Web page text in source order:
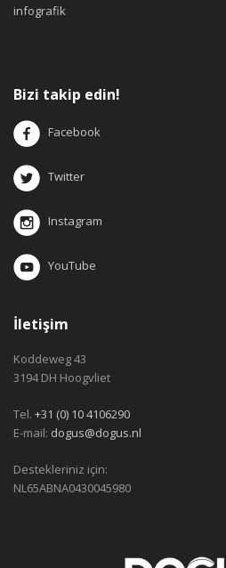
infografik
Bizi takip edin!
Facebook
Twitter
Instagram
YouTube
İletişim
Koddeweg 43
3194 DH Hoogvliet
Tel. +31 (0) 10 4106290
E-mail: dogus@dogus.nl
Destekleriniz için:
NL65ABNA0430045980